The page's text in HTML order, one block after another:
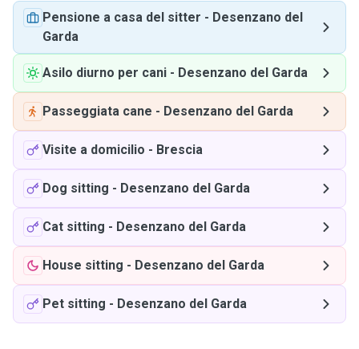
Pensione a casa del sitter - Desenzano del
Garda
Asilo diurno per cani - Desenzano del Garda
Passeggiata cane - Desenzano del Garda
Visite a domicilio - Brescia
Dog sitting - Desenzano del Garda
Cat sitting - Desenzano del Garda
House sitting - Desenzano del Garda
Pet sitting - Desenzano del Garda